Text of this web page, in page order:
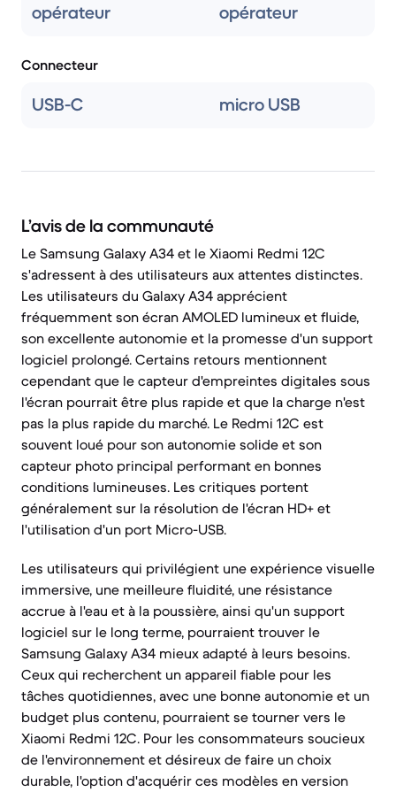
opérateur opérateur
Connecteur
USB-C micro USB
L’avis de la communauté
Le Samsung Galaxy A34 et le Xiaomi Redmi 12C
s'adressent à des utilisateurs aux attentes distinctes.
Les utilisateurs du Galaxy A34 apprécient
fréquemment son écran AMOLED lumineux et fluide,
son excellente autonomie et la promesse d'un support
logiciel prolongé. Certains retours mentionnent
cependant que le capteur d'empreintes digitales sous
l'écran pourrait être plus rapide et que la charge n'est
pas la plus rapide du marché. Le Redmi 12C est
souvent loué pour son autonomie solide et son
capteur photo principal performant en bonnes
conditions lumineuses. Les critiques portent
généralement sur la résolution de l'écran HD+ et
l'utilisation d'un port Micro-USB.
Les utilisateurs qui privilégient une expérience visuelle
immersive, une meilleure fluidité, une résistance
accrue à l'eau et à la poussière, ainsi qu'un support
logiciel sur le long terme, pourraient trouver le
Samsung Galaxy A34 mieux adapté à leurs besoins.
Ceux qui recherchent un appareil fiable pour les
tâches quotidiennes, avec une bonne autonomie et un
budget plus contenu, pourraient se tourner vers le
Xiaomi Redmi 12C. Pour les consommateurs soucieux
de l'environnement et désireux de faire un choix
durable, l'option d'acquérir ces modèles en version